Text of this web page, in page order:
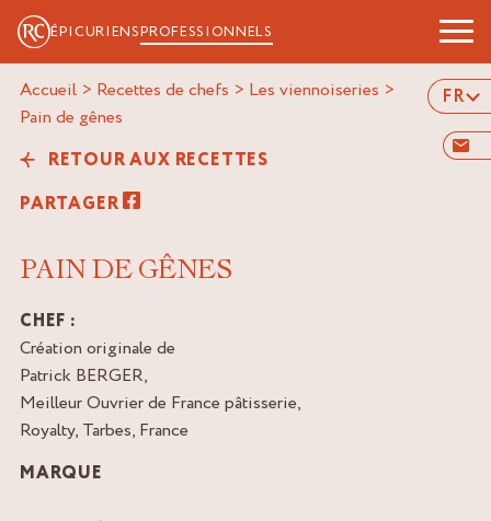
ÉPICURIENSPROFESSIONNELS
FR
Accueil > Recettes de chefs > Les viennoiseries >
pain de gênes
RETOUR AUX RECETTES
PARTAGER
PAIN DE GÊNES
CHEF :
Création originale de
Patrick BERGER,
Meilleur Ouvrier de France pâtisserie,
Royalty, Tarbes, France
MARQUE